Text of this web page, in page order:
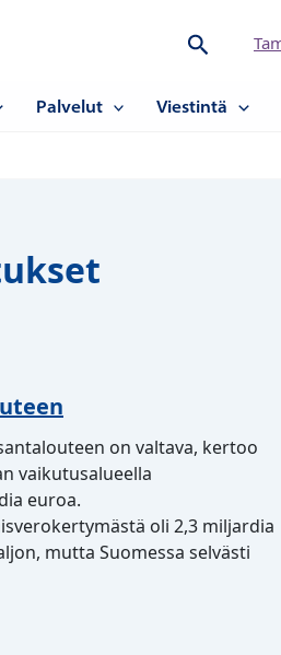
Hae
Palvelut Viestintä
on valtava, kertoo
vaikutusalueella
euroa.
oli 2,3 miljardia
mutta Suomessa selvästi